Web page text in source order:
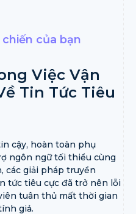
của bạn
Việc Vận
Tin Tức Tiêu
cậy, hoàn toàn phụ
ngôn ngữ tối thiểu cùng
các giải pháp truyền
tức tiêu cực đã trở nên lỗi
tuân thủ mất thời gian
giả.